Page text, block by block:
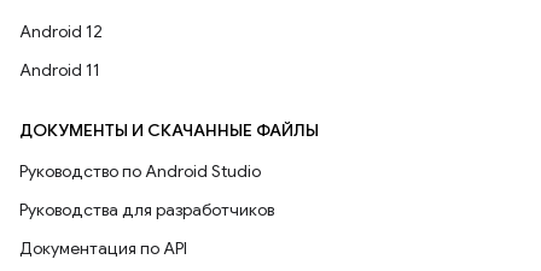
Android 12
Android 11
ДОКУМЕНТЫ И СКАЧАННЫЕ ФАЙЛЫ
Руководство по Android Studio
Руководства для разработчиков
Документация по API